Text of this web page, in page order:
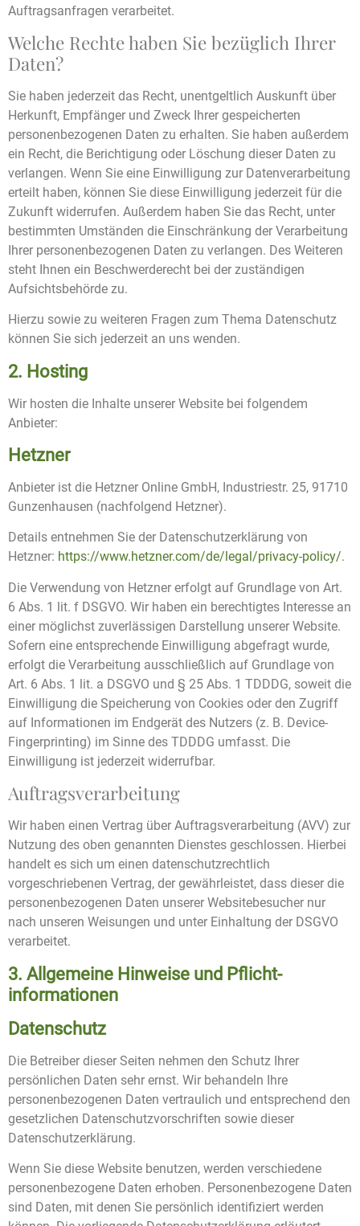
Auftragsanfragen verarbeitet.
Welche Rechte haben Sie bezüglich Ihrer
Daten?
Sie haben jederzeit das Recht, unentgeltlich Auskunft über
Herkunft, Empfänger und Zweck Ihrer gespeicherten
personenbezogenen Daten zu erhalten. Sie haben außerdem
ein Recht, die Berichtigung oder Löschung dieser Daten zu
verlangen. Wenn Sie eine Einwilligung zur Datenverarbeitung
erteilt haben, können Sie diese Einwilligung jederzeit für die
Zukunft widerrufen. Außerdem haben Sie das Recht, unter
bestimmten Umständen die Einschränkung der Verarbeitung
Ihrer personenbezogenen Daten zu verlangen. Des Weiteren
steht Ihnen ein Beschwerderecht bei der zuständigen
Aufsichtsbehörde zu.
Hierzu sowie zu weiteren Fragen zum Thema Datenschutz
können Sie sich jederzeit an uns wenden.
2. Hosting
Wir hosten die Inhalte unserer Website bei folgendem
Anbieter:
Hetzner
Anbieter ist die Hetzner Online GmbH, Industriestr. 25, 91710
Gunzenhausen (nachfolgend Hetzner).
Details entnehmen Sie der Datenschutzerklärung von
Hetzner: https://www.hetzner.com/de/legal/privacy-policy/.
Die Verwendung von Hetzner erfolgt auf Grundlage von Art.
6 Abs. 1 lit. f DSGVO. Wir haben ein berechtigtes Interesse an
einer möglichst zuverlässigen Darstellung unserer Website.
Sofern eine entsprechende Einwilligung abgefragt wurde,
erfolgt die Verarbeitung ausschließlich auf Grundlage von
Art. 6 Abs. 1 lit. a DSGVO und § 25 Abs. 1 TDDDG, soweit die
Einwilligung die Speicherung von Cookies oder den Zugriff
auf Informationen im Endgerät des Nutzers (z. B. Device-
Fingerprinting) im Sinne des TDDDG umfasst. Die
Einwilligung ist jederzeit widerrufbar.
Auftragsverarbeitung
Wir haben einen Vertrag über Auftragsverarbeitung (AVV) zur
Nutzung des oben genannten Dienstes geschlossen. Hierbei
handelt es sich um einen datenschutzrechtlich
vorgeschriebenen Vertrag, der gewährleistet, dass dieser die
personenbezogenen Daten unserer Websitebesucher nur
nach unseren Weisungen und unter Einhaltung der DSGVO
verarbeitet.
3. Allgemeine Hinweise und Pflicht­
informationen
Datenschutz
Die Betreiber dieser Seiten nehmen den Schutz Ihrer
persönlichen Daten sehr ernst. Wir behandeln Ihre
personenbezogenen Daten vertraulich und entsprechend den
gesetzlichen Datenschutzvorschriften sowie dieser
Datenschutzerklärung.
Wenn Sie diese Website benutzen, werden verschiedene
personenbezogene Daten erhoben. Personenbezogene Daten
sind Daten, mit denen Sie persönlich identifiziert werden